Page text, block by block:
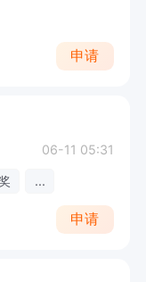
申请
06-11 05:31
...
申请